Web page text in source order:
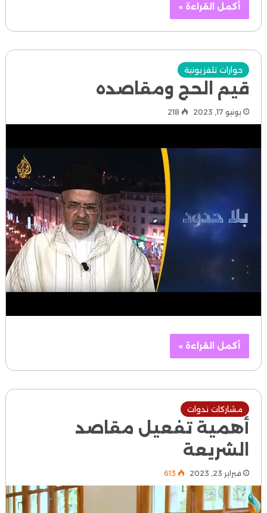
أكمل القراءة »
حوارات تلفزيونية
قيم الحج ومقاصده
يونيو 17, 2023 218
أكمل القراءة »
مشاركات ندوات
أهمية تفعيل مقاصد
الشريعة
فبراير 23, 2023 613